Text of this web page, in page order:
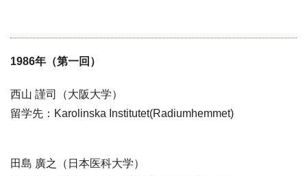
1986年（第一回）
西山 謹司（大阪大学）
留学先：Karolinska Institutet(Radiumhemmet)
田島 廣之（日本医科大学）